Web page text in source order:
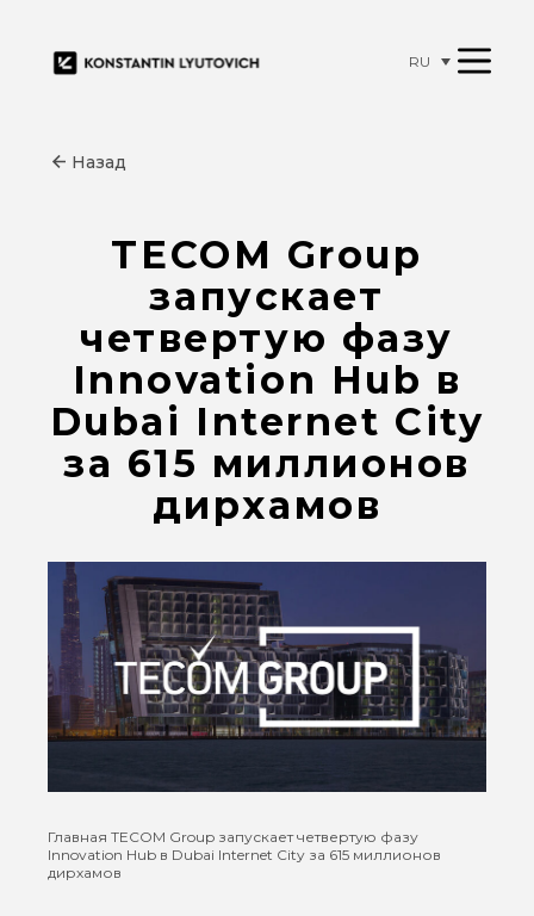
RU
Назад
TECOM Group
запускает
четвертую фазу
Innovation Hub в
Dubai Internet City
за 615 миллионов
дирхамов
Главная TECOM Group запускает четвертую фазу
Innovation Hub в Dubai Internet City за 615 миллионов
дирхамов